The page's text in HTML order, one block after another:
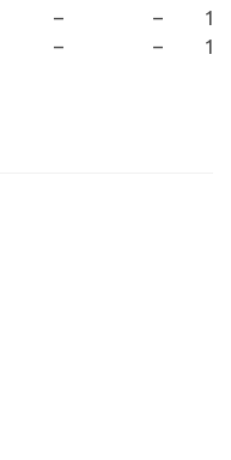
–
–
–
–